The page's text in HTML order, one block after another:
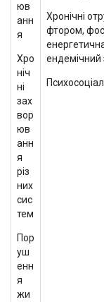
юв
анн
я
Хро
ніч
ні
зах
вор
юв
анн
я
різ
них
сис
тем
Пор
уш
енн
я
жи
Хронічні
фтором,
ендемічний